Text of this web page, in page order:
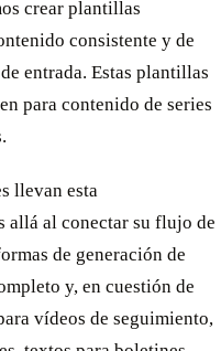
crear plantillas
consistente y de
entrada. Estas plantillas
para contenido de series
llevan esta
allá al conectar su flujo de
de generación de
y, en cuestión de
vídeos de seguimiento,